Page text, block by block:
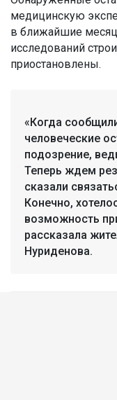
медицинскую
в ближайшие
исследований
приостановлены.
«Когда
человеческие
подозрение,
Теперь ждем
сказали
Конечно,
возможность
рассказала
Нуриденова.